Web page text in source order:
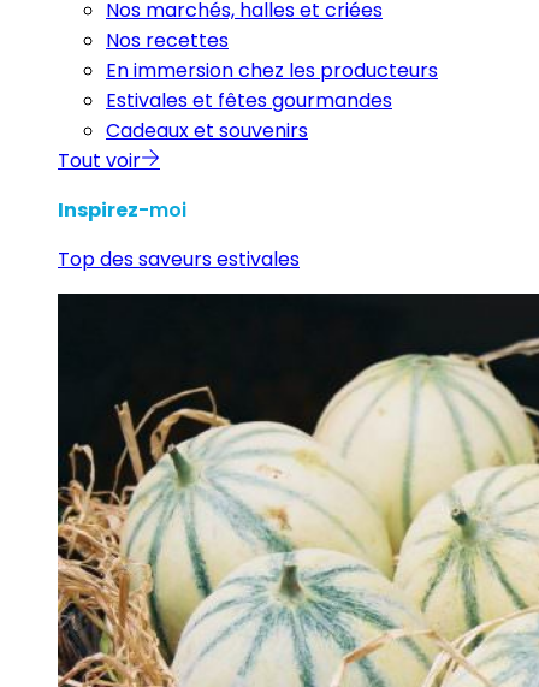
Nos marchés, halles et criées
Nos recettes
En immersion chez les producteurs
Estivales et fêtes gourmandes
Cadeaux et souvenirs
Tout voir
Inspirez-moi
Top des saveurs estivales